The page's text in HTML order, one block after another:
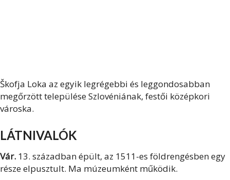
Škofja Loka az egyik legrégebbi és leggondosabban
megőrzött települése Szlovéniának, festői középkori
városka.
LÁTNIVALÓK
Vár. 13. században épült, az 1511-es földrengésben egy
része elpusztult. Ma múzeumként működik.